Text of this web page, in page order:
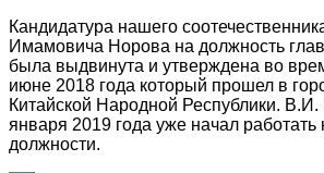
Кандидатура нашего
Имамовича Норова на должность
была выдвинута и утверждена во
июне 2018 года который прошел в
Китайской Народной Республики.
января 2019 года уже начал работать
должности.